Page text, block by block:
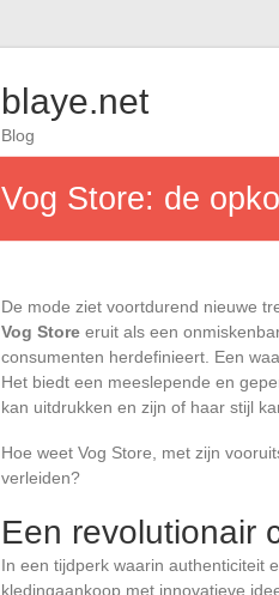
blaye.net
Blog
Vog Store: de
De mode ziet voortdurend nieuwe
Vog Store eruit als een
consumenten herdefinieert. Een
Het biedt een meeslepende en
kan uitdrukken en zijn of haar stijl
Hoe weet Vog Store, met zijn
verleiden?
Een revolutionair
In een tijdperk waarin authenticiteit
kledingaankoop met innovatieve